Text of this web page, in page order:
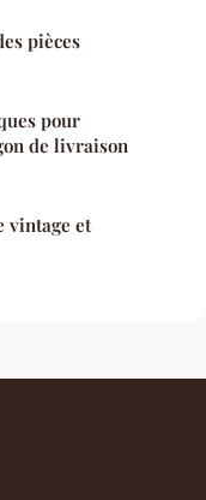
pièces
pour
de livraison
vintage et